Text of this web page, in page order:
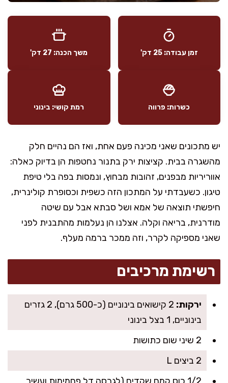
זמן עבודה: 25 דק' משך הכנה: 27 דק'
כשרות: פרווה רמת קושי: בינוני
יש מתכונים שאני מכינה פעם אחת, ואז הם נהיים חלק
מהשגרה בבית. קציצות ירק בתנור נחטפות הן בדיוק כאלה:
אווריריות מבפנים, זהובות מבחוץ, ונמסות בפה בלי טיפת
טיגון. כשעבדתי על המתכון הזה כשפית וכסופרת קולינרית,
חיפשתי תוצאה של אמא ושל סבתא אבל עם שיטה
מודרנית, בריאה וקלה. אצלנו הן נעלמות מהתבנית לפני
שאני מספיקה לקרר, וזה ממכר ברמה מעלף.
רשימת מרכיבים
ירקות:
2 קישואים בינוניים (כ-500 גרם), 2 גזרים
בינוניים, 1 בצל בינוני
2 שיני שום כתושות
2 ביצים L